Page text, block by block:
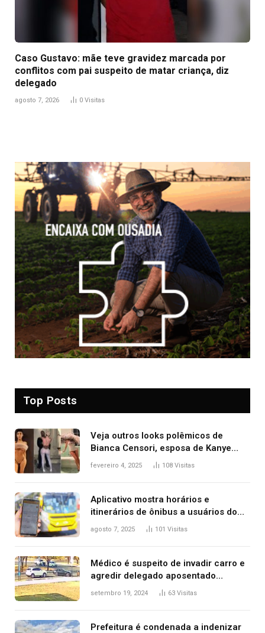
Caso Gustavo: mãe teve gravidez marcada por
conflitos com pai suspeito de matar criança, diz
delegado
agosto 7, 2026 0 Visitas
Top Posts
Veja outros looks polêmicos de
Bianca Censori, esposa de Kanye
West que apareceu nua no Grammy
fevereiro 4, 2025 108 Visitas
Aplicativo mostra horários e
itinerários de ônibus a usuários do
transporte público de Palmas; confira
agosto 7, 2025 101 Visitas
Médico é suspeito de invadir carro e
agredir delegado aposentado
durante confusão no trânsito
setembro 19, 2024 63 Visitas
Prefeitura é condenada a indenizar